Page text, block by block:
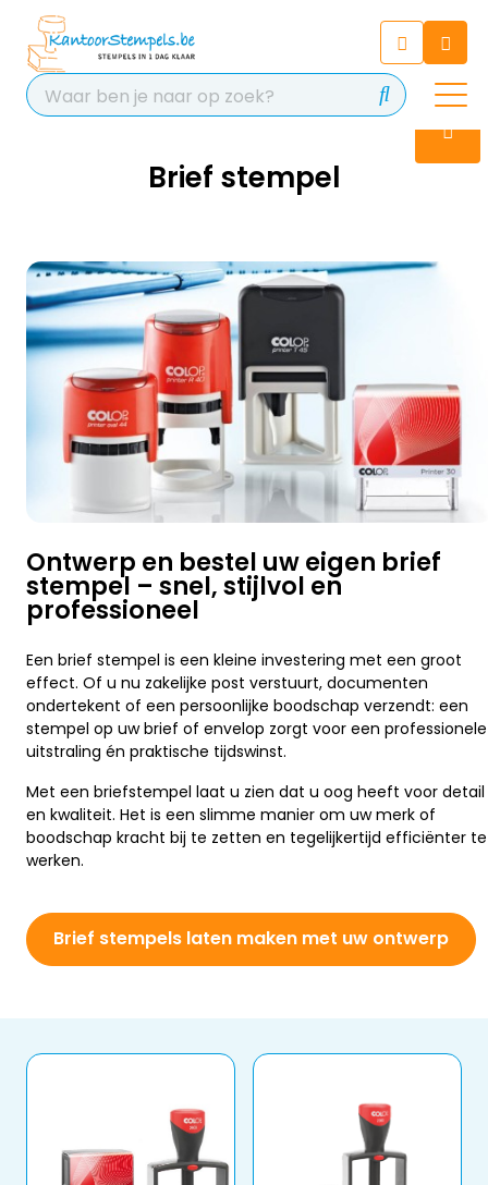
Chatbot
Chat 24/7 met onze chatbot
voor hulp
Contact
Brief stempel
Ontwerp en bestel uw eigen brief
stempel – snel, stijlvol en
professioneel
Een brief stempel is een kleine investering met een groot
effect. Of u nu zakelijke post verstuurt, documenten
ondertekent of een persoonlijke boodschap verzendt: een
stempel op uw brief of envelop zorgt voor een professionele
uitstraling én praktische tijdswinst.
Met een briefstempel laat u zien dat u oog heeft voor detail
en kwaliteit. Het is een slimme manier om uw merk of
boodschap kracht bij te zetten en tegelijkertijd efficiënter te
werken.
Brief stempels laten maken met uw ontwerp